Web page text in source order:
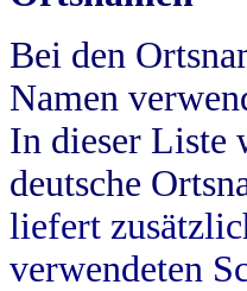
Bei den
Namen
In dieser Liste
deutsche
liefert
verwendeten